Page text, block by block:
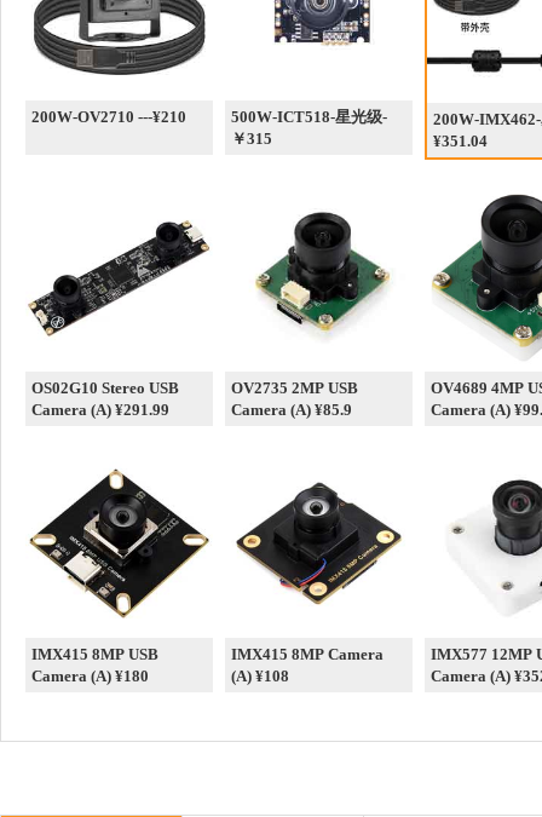
200W-OV2710 ---¥210
500W-ICT518-星光级-
￥315
200W-
¥351.04
OS02G10 Stereo USB
Camera (A) ¥291.99
OV2735 2MP USB
Camera (A) ¥85.9
OV4689 4MP
Camera (A)
IMX415 8MP USB
Camera (A) ¥180
IMX415 8MP Camera
(A) ¥108
IMX577 12MP
Camera (A)